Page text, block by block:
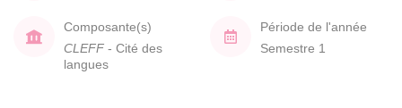
Composante(s)
CLEFF - Cité des
langues
Période de l'année
Semestre 1